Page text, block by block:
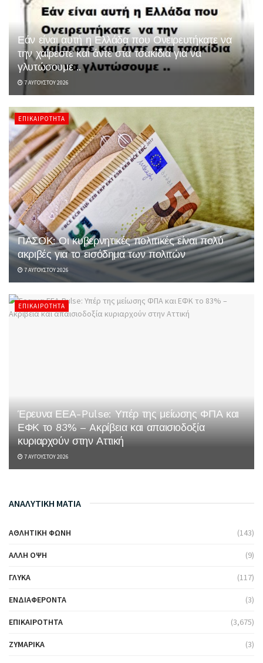
Εάν είναι αυτή η Ελλάδα που Ονειρευτήκατε να
την χαίρεστε και άντε στα τσακίδια για να
γλυτώσουμε ..
7 ΑΥΓΟΎΣΤΟΥ 2026
ΕΠΙΚΑΙΡΌΤΗΤΑ
ΠΑΣΟΚ: Οι κυβερνητικές πολιτικές είναι πολύ
ακριβές για το εισόδημα των πολιτών
7 ΑΥΓΟΎΣΤΟΥ 2026
ΕΠΙΚΑΙΡΌΤΗΤΑ
Έρευνα ΕΕΑ-Pulse: Υπέρ της μείωσης ΦΠΑ και
ΕΦΚ το 83% – Aκρίβεια και απαισιοδοξία
κυριαρχούν στην Αττική
7 ΑΥΓΟΎΣΤΟΥ 2026
ΑΝΑΛΥΤΙΚΗ ΜΑΤΙΑ
ΑΘΛΗΤΙΚΉ ΦΩΝΉ (143)
ΆΛΛΗ ΌΨΗ (9)
ΓΛΥΚΆ (117)
ΕΝΔΙΑΦΈΡΟΝΤΑ (3)
ΕΠΙΚΑΙΡΌΤΗΤΑ (3,675)
ΖΥΜΑΡΙΚΆ (3)